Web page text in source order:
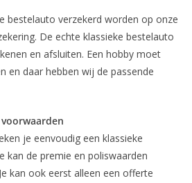
bestelauto verzekerd worden op onze
De echte klassieke bestelauto
en afsluiten. Een hobby moet
en daar hebben wij de passende
je eenvoudig een klassieke
kan de premie en poliswaarden
kan ook eerst alleen een offerte